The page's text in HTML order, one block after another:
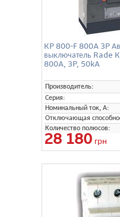
KP 800-F 800A 3P
выключатель Rade
800A, 3P, 50kA
Производитель:
Серия:
Номинальный ток, А:
Отключающая
Количество полюсов:
28 180 грн